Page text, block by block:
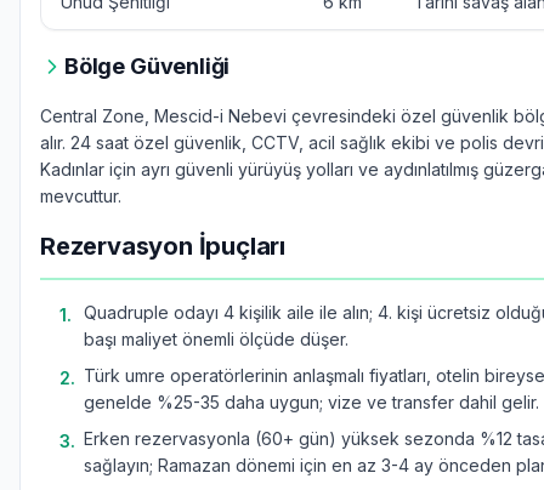
Bölge Güvenliği
Central Zone, Mescid-i Nebevi çevresindeki özel güvenlik
alır. 24 saat özel güvenlik, CCTV, acil sağlık ekibi ve polis
Kadınlar için ayrı güvenli yürüyüş yolları ve aydınlatılmış
mevcuttur.
Rezervasyon İpuçları
1.
Quadruple odayı 4 kişilik aile ile alın; 4. kişi ücretsiz
başı maliyet önemli ölçüde düşer.
2. Türk umre operatörlerinin anlaşmalı fiyatları, otelin
genelde %25-35 daha uygun; vize ve transfer dahil gelir.
3. Erken rezervasyonla (60+ gün) yüksek sezonda %12
sağlayın; Ramazan dönemi için en az 3-4 ay önceden